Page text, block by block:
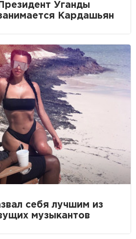
Уганды
Кардашьян
себя лучшим из
музыкантов